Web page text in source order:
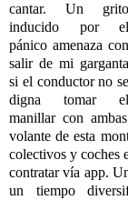
cantar. Un grito
inducido por el
pánico amenaza con
salir de mi garganta
si el conductor no se
digna tomar el
manillar con
volante de esta
colectivos y coches
contratar vía app.
un tiempo